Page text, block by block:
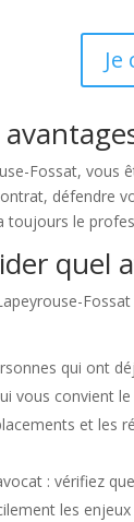
Fossat, vous
défendre
le
quel
qui ont
vous convient
et les
: vérifiez
les